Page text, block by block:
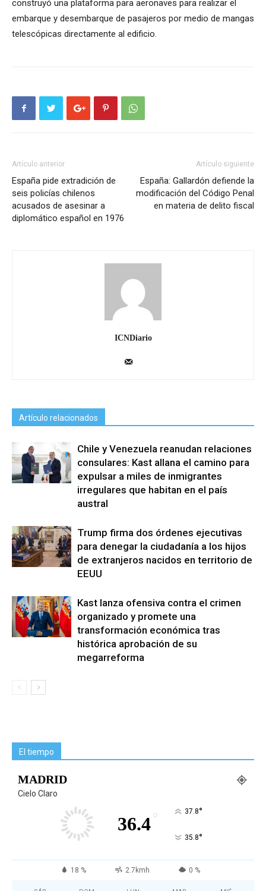
construyó una plataforma para aeronaves para realizar el
embarque y desembarque de pasajeros por medio de mangas
telescópicas directamente al edificio.
Artículo anterior
España pide extradición de
seis policías chilenos
acusados de asesinar a
diplomático español en 1976
Artículo siguiente
España: Gallardón defiende la
modificación del Código Penal
en materia de delito fiscal
ICNDiario
Artículo relacionados
Chile y Venezuela reanudan relaciones
consulares: Kast allana el camino para
expulsar a miles de inmigrantes
irregulares que habitan en el país
austral
Trump firma dos órdenes ejecutivas
para denegar la ciudadanía a los hijos
de extranjeros nacidos en territorio de
EEUU
Kast lanza ofensiva contra el crimen
organizado y promete una
transformación económica tras
histórica aprobación de su
megarreforma
El tiempo
MADRID
Cielo Claro
36.4° 37.8°
35.8°
18 % 2.7kmh 0 %